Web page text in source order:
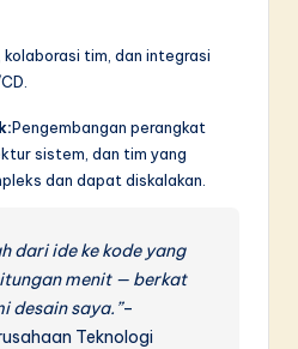
kolaborasi tim, dan integrasi
Pengembangan perangkat
sistem, dan tim yang
dan dapat diskalakan.
dari ide ke kode yang
menit — berkat
desain saya.”–
Teknologi